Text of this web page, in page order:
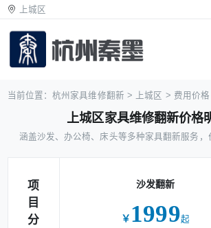
上城区
当前位置： 杭州家具维修翻新 > 上城区 > 费用价格
上城区家具维修翻新价格
涵盖沙发、办公椅、床头等多种家具翻新服务，
项
目
分
沙发翻新
￥ 1999起